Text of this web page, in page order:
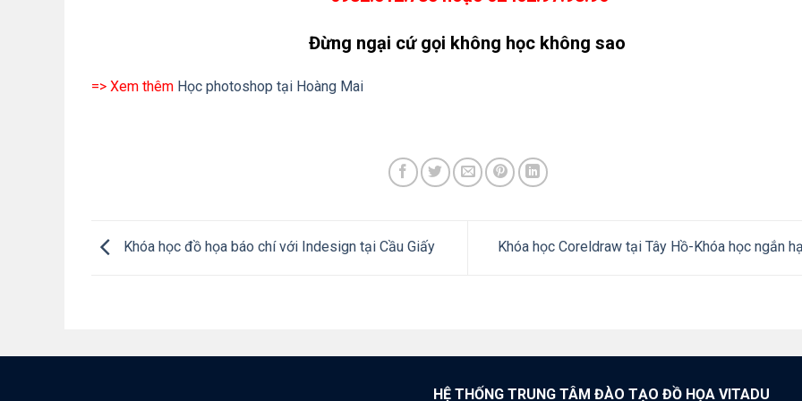
Đừng ngại cứ gọi không học không sao
=> Xem thêm Học photoshop tại Hoàng Mai
Khóa học đồ họa báo chí với Indesign tại Cầu Giấy Khóa học Coreldraw tại Tây Hồ-Khóa học ngắn
HỆ THỐNG TRUNG TÂM ĐÀO TẠO ĐỒ HỌA VITADU